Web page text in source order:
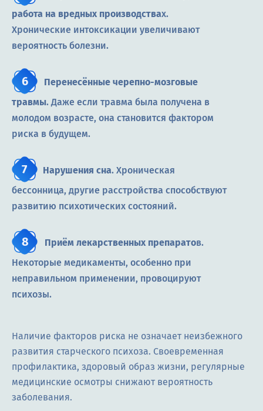
работа на вредных производствах.
Хронические интоксикации увеличивают
вероятность болезни.
Перенесённые черепно-мозговые
травмы. Даже если травма была получена в
молодом возрасте, она становится фактором
риска в будущем.
Нарушения сна. Хроническая
бессонница, другие расстройства способствуют
развитию психотических состояний.
Приём лекарственных препаратов.
Некоторые медикаменты, особенно при
неправильном применении, провоцируют
психозы.
Наличие факторов риска не означает неизбежного
развития старческого психоза. Своевременная
профилактика, здоровый образ жизни, регулярные
медицинские осмотры снижают вероятность
заболевания.